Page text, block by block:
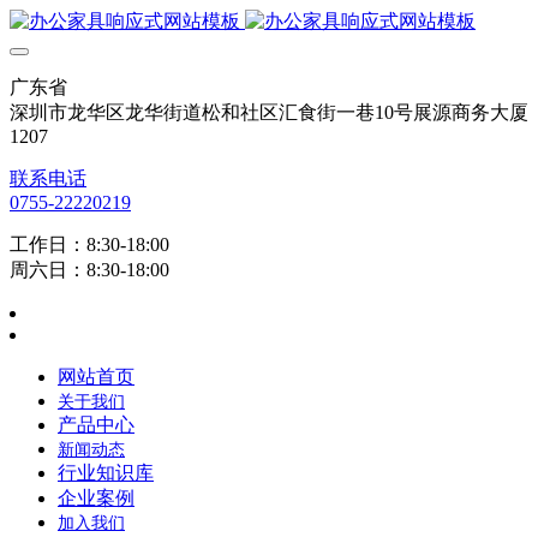
广东省
深圳市龙华区龙华街道松和社区汇食街一巷10号展源商务大厦
1207
联系电话
0755-22220219
工作日：8:30-18:00
周六日：8:30-18:00
网站首页
关于我们
产品中心
新闻动态
行业知识库
企业案例
加入我们